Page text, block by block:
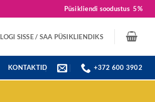
Püsikliendi soodustus5%
LOGI SISSE / SAA PÜSIKLIENDIKS
KONTAKTID +372 600 3902